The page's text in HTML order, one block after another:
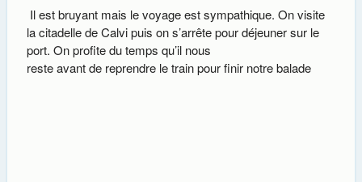
Il est bruyant mais le voyage est sympathique. On visite
la citadelle de Calvi puis on s’arrête pour déjeuner sur le
port. On profite du temps qu’il nous
reste avant de reprendre le train pour finir notre balade